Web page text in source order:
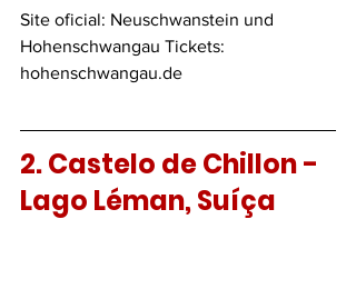
Site oficial: Neuschwanstein und
Hohenschwangau Tickets:
hohenschwangau.de
2. Castelo de Chillon -
Lago Léman, Suíça